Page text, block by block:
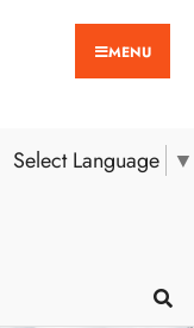
MENU
Select Language ▼